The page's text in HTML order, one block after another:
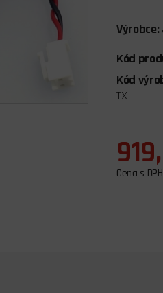
Výrobce:
Kód
Kód
TX
Cena s DPH